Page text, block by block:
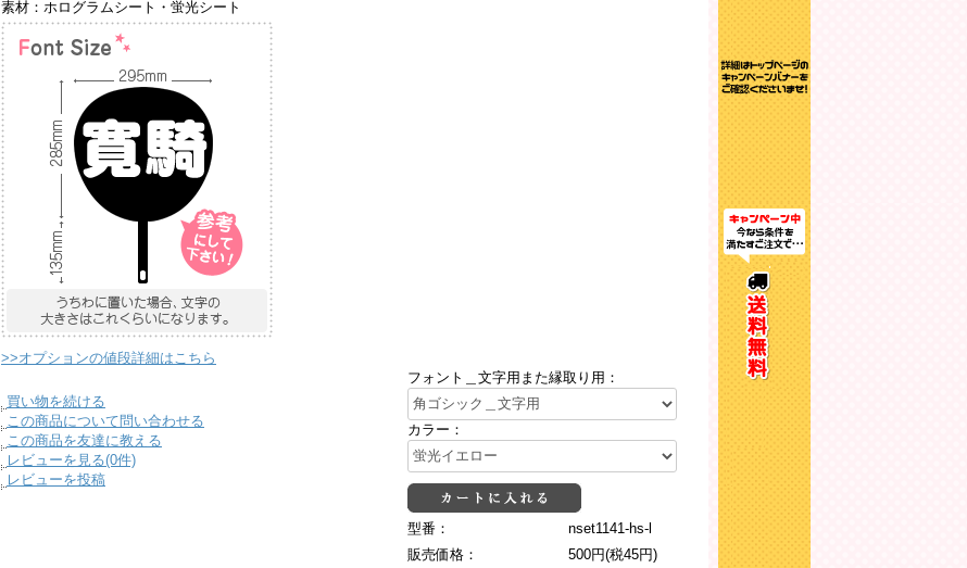
素材：ホログラムシート・蛍光シート
>>オプションの値段詳細はこちら
フォント＿文字用また縁取り用：
カラー：
型番：
nset1141-hs-l
販売価格：
500円(税45円)
買い物を続ける
この商品について問い合わせる
この商品を友達に教える
レビューを見る(0件)
レビューを投稿